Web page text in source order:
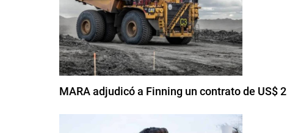
MARA adjudicó a Finning un contrato de